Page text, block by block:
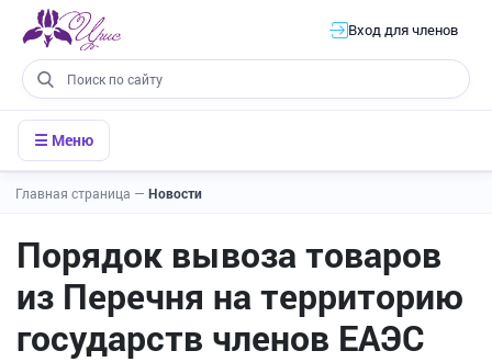
Вход для членов
☰ Меню
Главная страница — Новости
Порядок вывоза товаров
из Перечня на территорию
государств членов ЕАЭС